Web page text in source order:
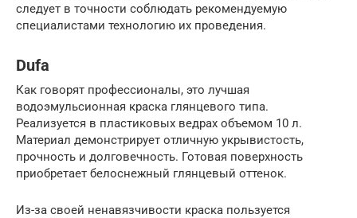
следует в точности соблюдать рекомендуемую
специалистами технологию их проведения.
Dufa
Как говорят профессионалы, это лучшая
водоэмульсионная краска глянцевого типа.
Реализуется в пластиковых ведрах объемом 10 л.
Материал демонстрирует отличную укрывистость,
прочность и долговечность. Готовая поверхность
приобретает белоснежный глянцевый оттенок.
Из-за своей ненавязчивости краска пользуется